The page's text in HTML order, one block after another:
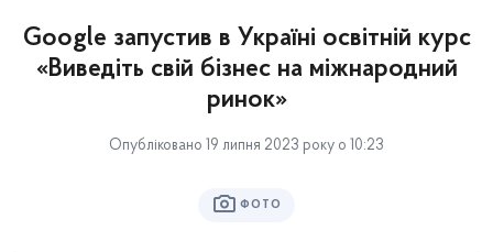
Google запустив в Україні освітній курс
«Виведіть свій бізнес на міжнародний
ринок»
Опубліковано 19 липня 2023 року о 10:23
ФОТО